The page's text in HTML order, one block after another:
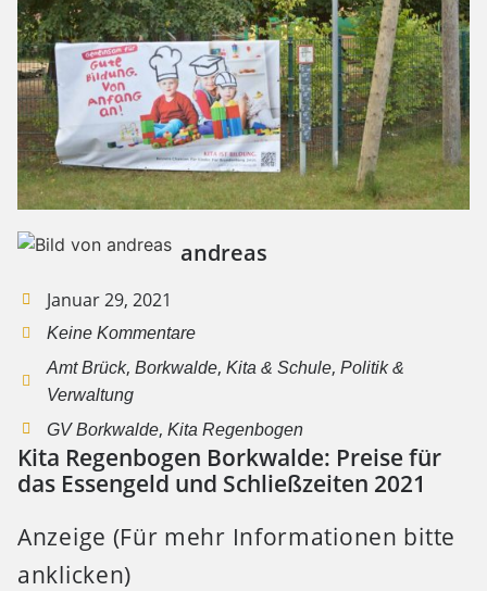
andreas
Januar 29, 2021
Keine Kommentare
Amt Brück, Borkwalde, Kita & Schule, Politik &
Verwaltung
GV Borkwalde, Kita Regenbogen
Kita Regenbogen Borkwalde: Preise für
das Essengeld und Schließzeiten 2021
Anzeige (Für mehr Informationen bitte
anklicken)